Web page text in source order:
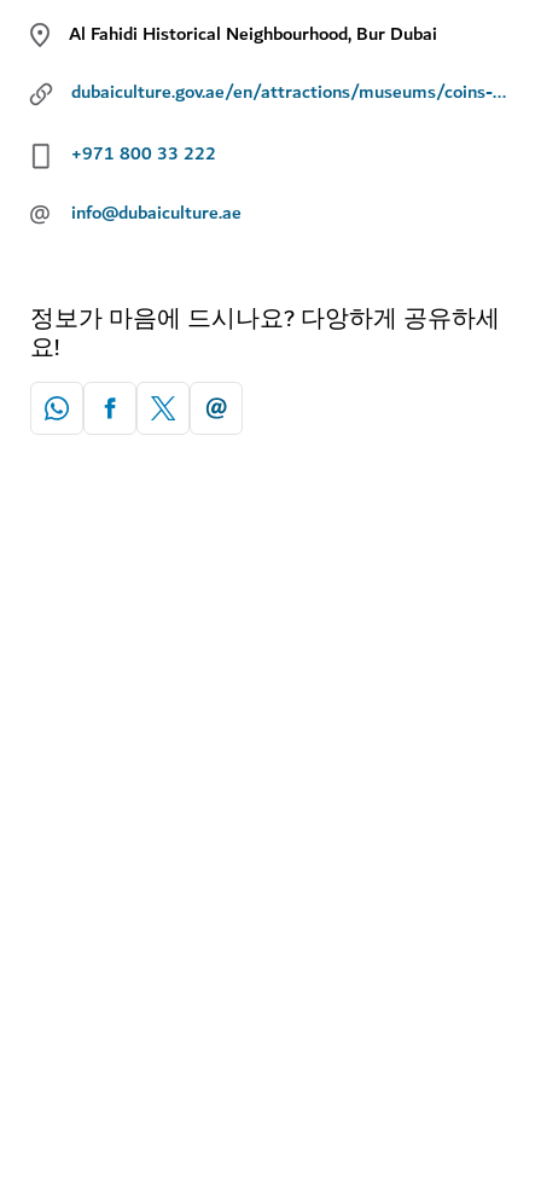
Al Fahidi Historical Neighbourhood, Bur Dubai
dubaiculture.gov.ae/en/attractions/museums/coins-museum
+971 800 33 222
@ info@dubaiculture.ae
정보가 마음에 드시나요? 다앙하게 공유하세
요!